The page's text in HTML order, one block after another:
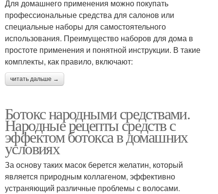
Для домашнего применения можно покупать
профессиональные средства для салонов или
специальные наборы для самостоятельного
использования. Преимущество наборов для дома в
простоте применения и понятной инструкции. В такие
комплекты, как правило, включают:
читать дальше →
Ботокс народными средствами.
Народные рецепты средств с
эффектом ботокса в домашних
условиях
За основу таких масок берется желатин, который
является природным коллагеном, эффективно
устраняющий различные проблемы с волосами.